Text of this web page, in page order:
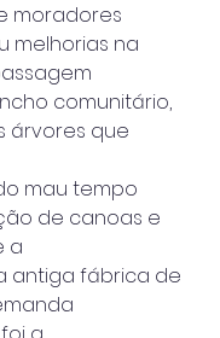
moradores
melhorias na
comunitário,
árvores que
mau tempo
de canoas e
a
antiga fábrica de